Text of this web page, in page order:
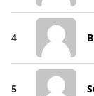
4
5